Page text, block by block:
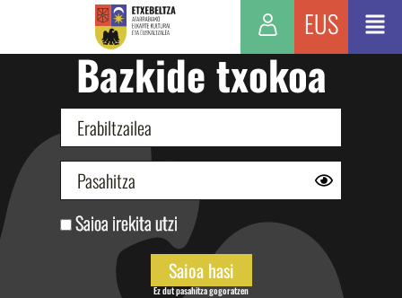
EUS
Bazkide txokoa
Saioa irekita utzi
Ez dut pasahitza gogoratzen